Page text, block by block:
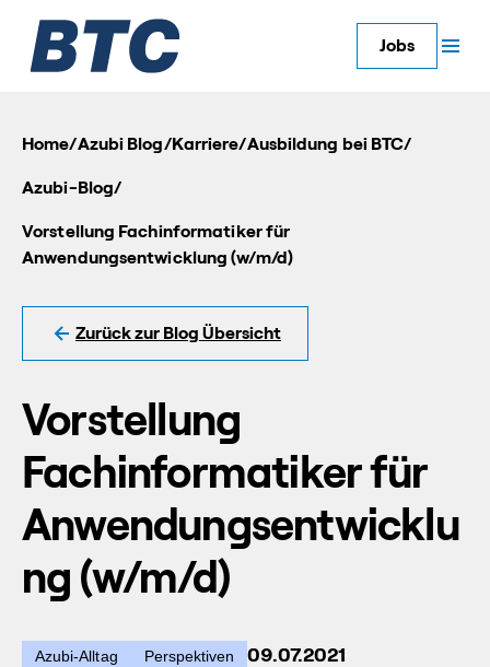
Jobs
Home/Azubi Blog/Karriere/Ausbildung bei BTC/
Azubi-Blog/
Vorstellung Fachinformatiker für
Anwendungsentwicklung (w/m/d)
Zurück zur Blog Übersicht
Vorstellung
Fachinformatiker für
Anwendungsentwicklu
ng (w/m/d)
Azubi-Alltag Perspektiven 09.07.2021